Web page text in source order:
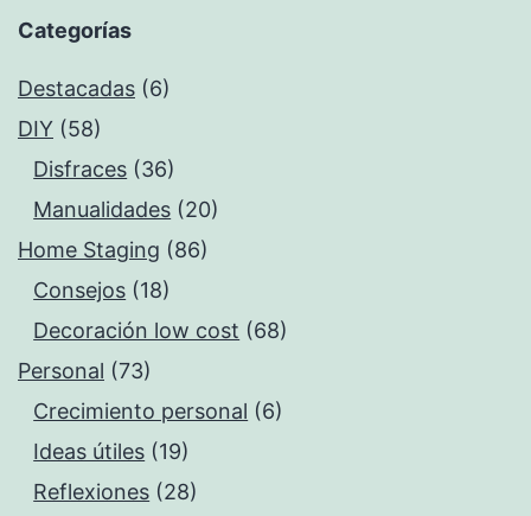
Categorías
Destacadas (6)
DIY (58)
Disfraces (36)
Manualidades (20)
Home Staging (86)
Consejos (18)
Decoración low cost (68)
Personal (73)
Crecimiento personal (6)
Ideas útiles (19)
Reflexiones (28)